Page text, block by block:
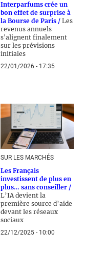
Interparfums crée un
bon effet de surprise à
la Bourse de Paris / Les
revenus annuels
s'alignent finalement
sur les prévisions
initiales
22/01/2026 - 17:35
SUR LES MARCHÉS
Les Français
investissent de plus en
plus… sans conseiller /
L’IA devient la
première source d’aide
devant les réseaux
sociaux
22/12/2025 - 10:00